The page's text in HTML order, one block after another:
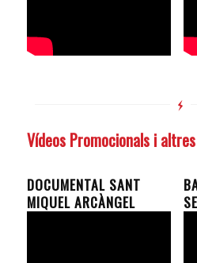
Vídeos Promocionals i altres
DOCUMENTAL SANT
MIQUEL ARCÀNGEL